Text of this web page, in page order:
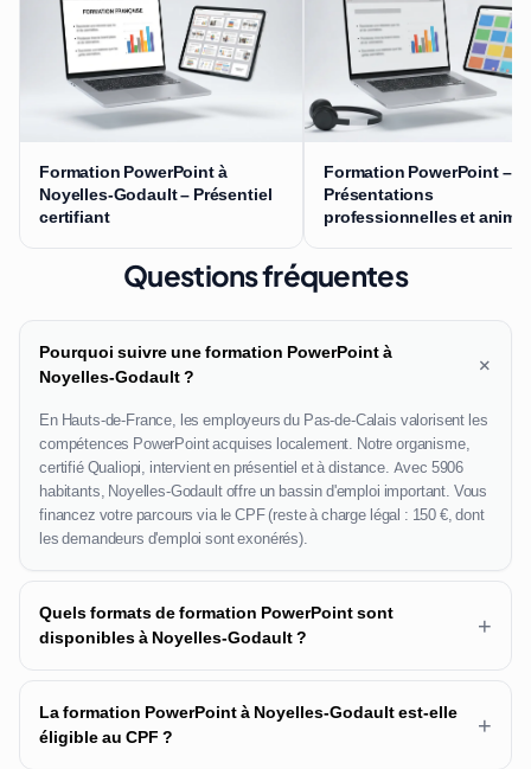
Formation PowerPoint à
Noyelles-Godault – Présentiel
certifiant
Formation PowerPoint –
Présentations
professionnelles et
Questions fréquentes
Pourquoi suivre une formation PowerPoint à
Noyelles-Godault ?
+
En Hauts-de-France, les employeurs du Pas-de-Calais valorisent les
compétences PowerPoint acquises localement. Notre organisme,
certifié Qualiopi, intervient en présentiel et à distance. Avec 5906
habitants, Noyelles-Godault offre un bassin d'emploi important. Vous
financez votre parcours via le CPF (reste à charge légal : 150 €, dont
les demandeurs d'emploi sont exonérés).
Quels formats de formation PowerPoint sont
disponibles à Noyelles-Godault ?
+
La formation PowerPoint à Noyelles-Godault est-elle
éligible au CPF ?
+